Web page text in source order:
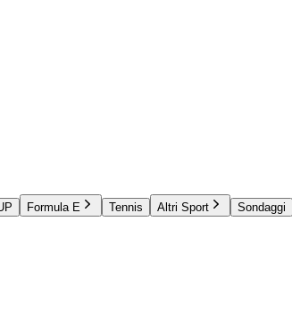
Formula E Tennis Altri Sport Sondaggi